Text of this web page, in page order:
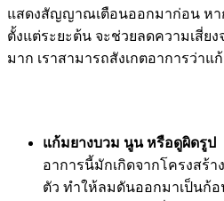
แสดงสัญญาณเตือนออกมาก่อน หา
ตั้งแต่ระยะต้น จะช่วยลดความเสี่ย
มาก เราสามารถสังเกตอาการว่า
แก้มยางบวม นูน หรือดูผิดรูป
อาการนี้มักเกิดจากโครงสร้
ตัว ทำให้ลมดันออกมาเป็นก้